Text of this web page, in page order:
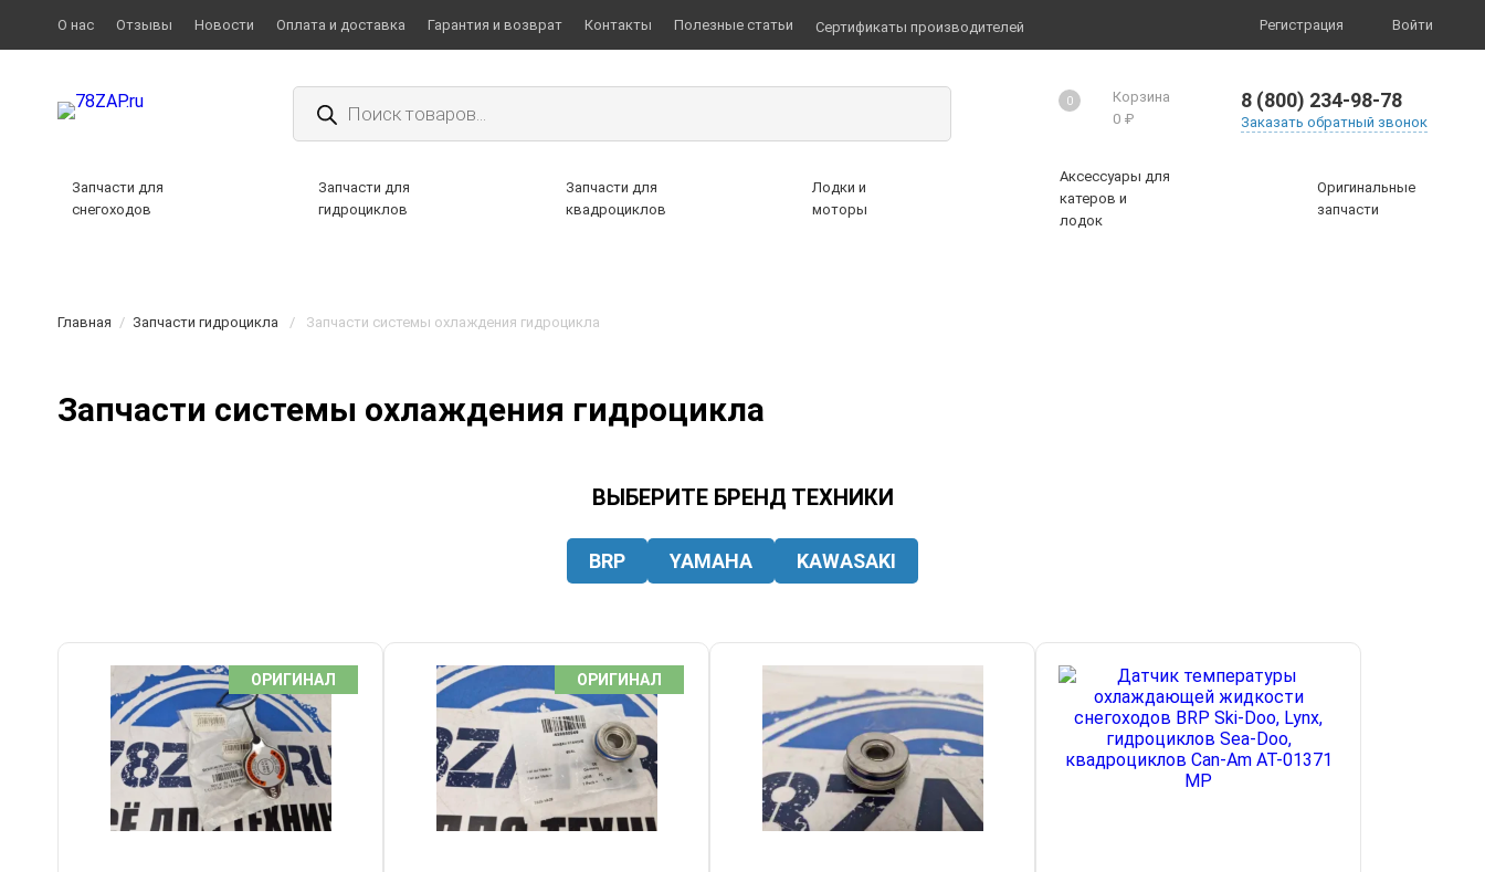
О нас Отзывы Новости Оплата и доставка Гарантия и возврат Контакты Полезные статьи Сертификаты производителей Регистрация Войти
Поиск
товаров
0
Корзина
0 ₽
8 (800) 234-98-78
Заказать обратный звонок
Запчасти для
снегоходов
Запчасти для
гидроциклов
Запчасти для
квадроциклов
Лодки и
моторы
Аксессуары для
катеров и
лодок
Оригинальные
запчасти
Главная / Запчасти гидроцикла / Запчасти системы охлаждения гидроцикла
Запчасти системы охлаждения гидроцикла
ВЫБЕРИТЕ БРЕНД ТЕХНИКИ
BRP YAMAHA KAWASAKI
ОРИГИНАЛ ОРИГИНАЛ